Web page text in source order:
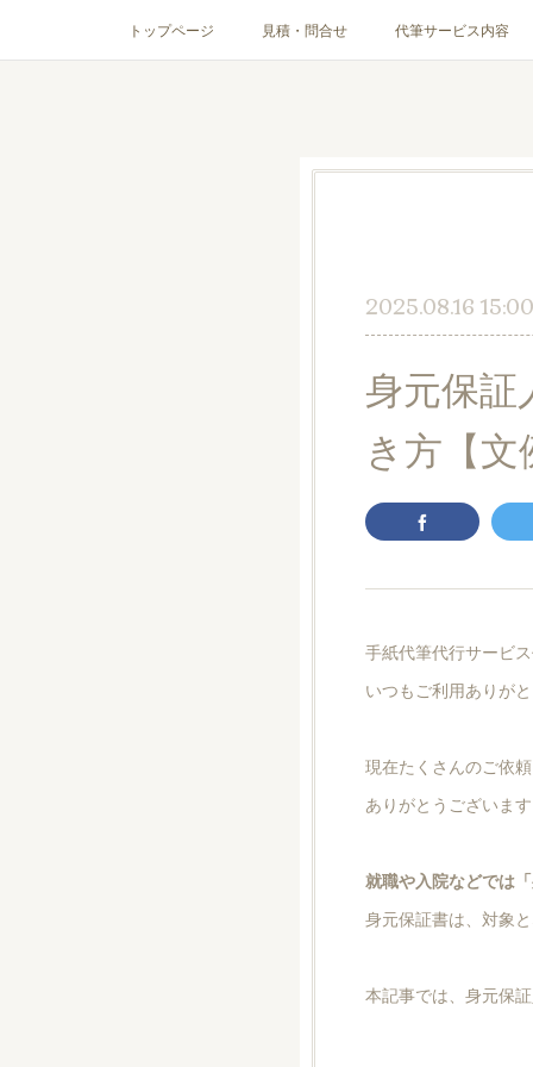
トップページ 見積・問合せ 代筆サービス内容
2025.08.16 15:00
身元保
き方【文
手紙代筆代行サービ
いつもご利用ありが
現在たくさんのご依
ありがとうございま
就職や入院などでは
身元保証書は、対象
本記事では、身元保